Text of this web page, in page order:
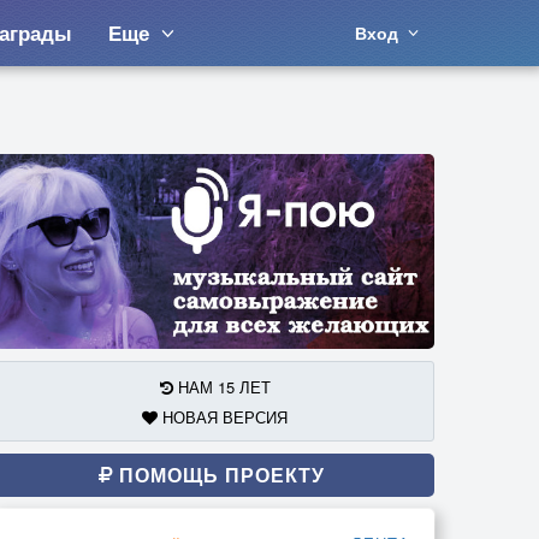
Еще Вход
НАМ 15 ЛЕТ
НОВАЯ ВЕРСИЯ
ПОМОЩЬ ПРОЕКТУ